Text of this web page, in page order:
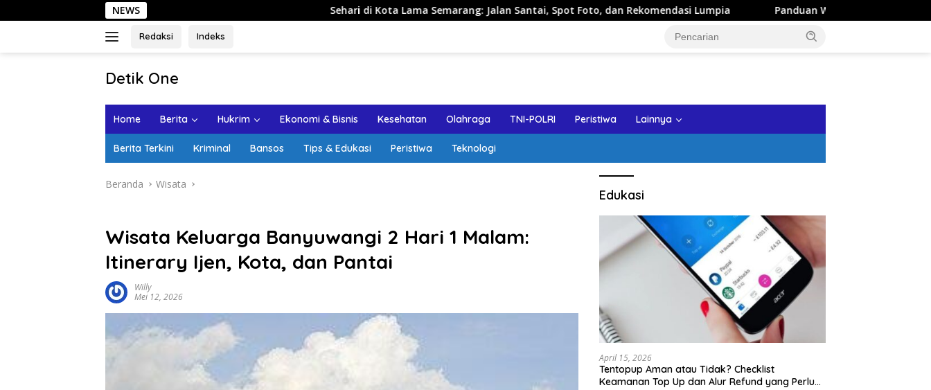
ke
NEWS Sehari di Kota Lama Semarang: Jalan Santai, Spot Foto, dan Rekomendasi Lumpia Panduan Wisata Keluarga ke Kota Batu: Itinerary
Redaksi Indeks
Detik One
Ungkap
Home Berita Hukrim Ekonomi & Bisnis Kesehatan Olahraga TNI-POLRI Peristiwa Lainnya
Berita Terkini Kriminal Bansos Tips & Edukasi Peristiwa Teknologi
Beranda Wisata
Wisata Keluarga Banyuwangi 2 Hari 1 Malam:
Itinerary Ijen, Kota, dan Pantai
Willy
Mei 12, 2026
Edukasi
April 15, 2026
Tentopup Aman atau Tidak? Checklist
Keamanan Top Up dan Alur Refund yang Perlu